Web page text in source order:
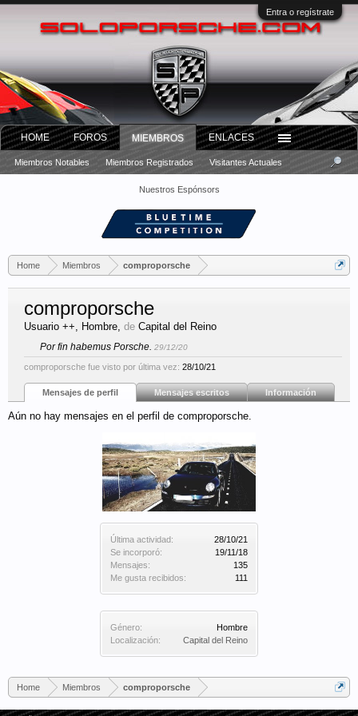
Entra o regístrate
Nuestros Espónsors
Home Miembros comproporsche
Última actividad:
28/10/21
Se incorporó:
19/11/18
Mensajes:
135
Me gusta recibidos:
111
Género:
Hombre
Localización:
Capital del Reino
comproporsche
Usuario ++, Hombre, de Capital del Reino
Por fin habemus Porsche. 29/12/20
comproporsche fue visto por última vez: 28/10/21
Mensajes de perfil Mensajes escritos Información
Aún no hay mensajes en el perfil de comproporsche.
Home Miembros comproporsche
HOME FOROS MIEMBROS
Miembros Notables Miembros Registrados Visitantes Actuales
ENLACES